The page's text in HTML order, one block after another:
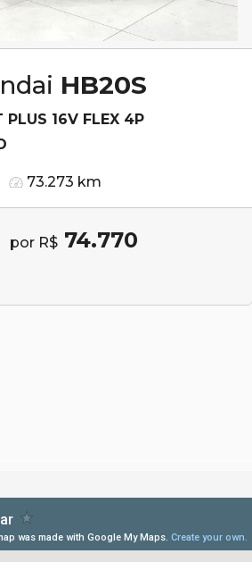
HB20S
PLUS 16V FLEX 4P
73.273 km
por R$ 74.770